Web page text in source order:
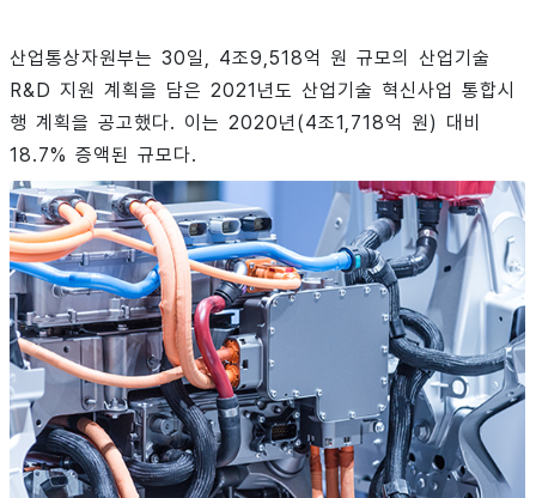
산업통상자원부는 30일, 4조9,518억 원 규모의 산업기술
R&D 지원 계획을 담은 2021년도 산업기술 혁신사업 통합시
행 계획을 공고했다. 이는 2020년(4조1,718억 원) 대비
18.7% 증액된 규모다.